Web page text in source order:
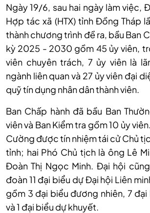
Ngày 19/6, sau hai ngày làm việc,
Hợp tác xã (HTX) tỉnh Đồng Tháp
thành chương trình đề ra, bầu Ban
kỳ 2025 - 2030 gồm 45 ủy viên,
viên chuyên trách, 7 ủy viên là
ngành liên quan và 27 ủy viên đại
quỹ tín dụng nhân dân thành viên.
Ban Chấp hành đã bầu Ban
viên và Ban Kiểm tra gồm 10 ủy
Cường được tín nhiệm tái cử Chủ
tỉnh; hai Phó Chủ tịch là ông Lê
Đoàn Thị Ngọc Minh. Đại hội
đoàn 11 đại biểu dự Đại hội Liên
gồm 3 đại biểu đương nhiên, 7
và 1 đại biểu dự khuyết.